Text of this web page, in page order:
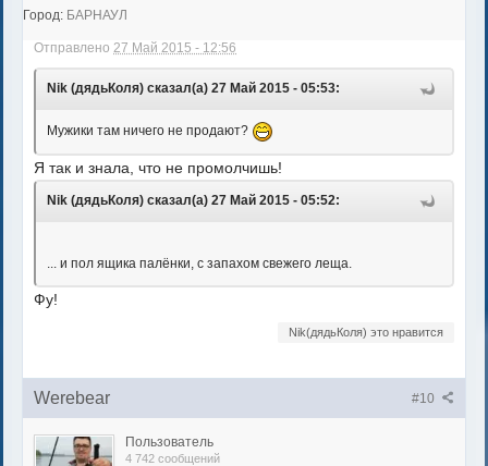
Город: БАРНАУЛ
Отправлено 27 Май 2015 - 12:56
Nik (дядьКоля) сказал(а) 27 Май 2015 - 05:53:
Мужики там ничего не продают?
Я так и знала, что не промолчишь!
Nik (дядьКоля) сказал(а) 27 Май 2015 - 05:52:
... и пол ящика палёнки, с запахом свежего леща.
Фу!
Nik(дядьКоля) это нравится
#10
Werebear
Пользователь
4 742 сообщений